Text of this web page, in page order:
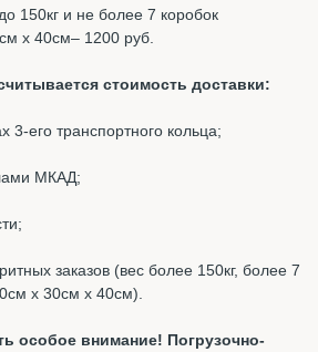
150кг и не более 7 коробок
х 40см– 1200 руб.
стоимость доставки:
3-его транспортного кольца;
МКАД;
заказов (вес более 150кг, более 7
х 30см х 40см).
особое внимание! Погрузочно-